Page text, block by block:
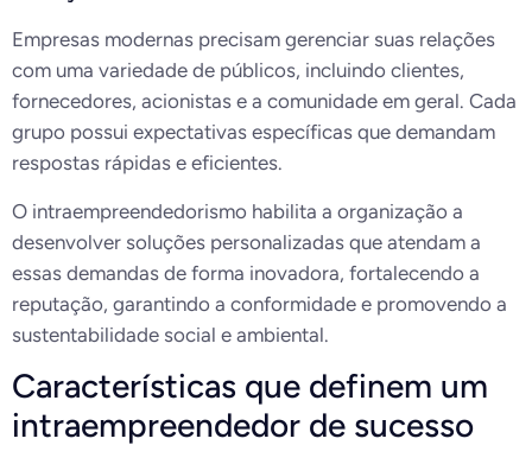
Empresas modernas precisam gerenciar suas relações
com uma variedade de públicos, incluindo clientes,
fornecedores, acionistas e a comunidade em geral. Cada
grupo possui expectativas específicas que demandam
respostas rápidas e eficientes.
O intraempreendedorismo habilita a organização a
desenvolver soluções personalizadas que atendam a
essas demandas de forma inovadora, fortalecendo a
reputação, garantindo a conformidade e promovendo a
sustentabilidade social e ambiental.
Características que definem um
intraempreendedor de sucesso